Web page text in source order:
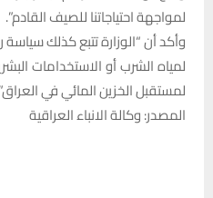
لمواجهة احتياجاتنا للصيف القادم”.
وأكد أن “الوزارة تتبع كذلك سياسة
لمياه الشرب أو الاستخدامات
لمستقبل الخزين المائي في
المصدر: وكالة الانباء العراقية